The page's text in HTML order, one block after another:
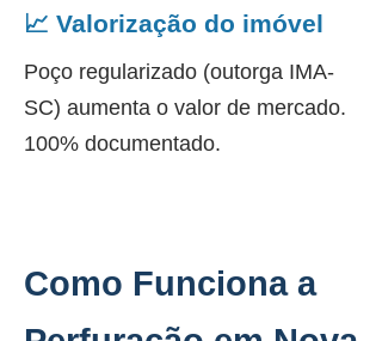
📈 Valorização do imóvel
Poço regularizado (outorga IMA-
SC) aumenta o valor de mercado.
100% documentado.
Como Funciona a